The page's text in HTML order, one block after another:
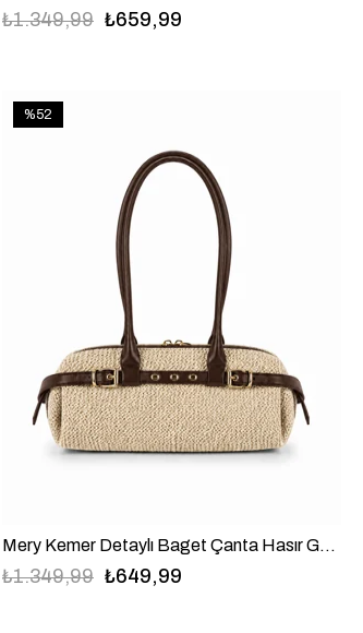
₺659,99
₺1.349,99
Mery Kemer Detaylı Baget Çanta Hasır Görünümlü Suni Deri Acı Kahve
₺649,99
₺1.349,99
%52